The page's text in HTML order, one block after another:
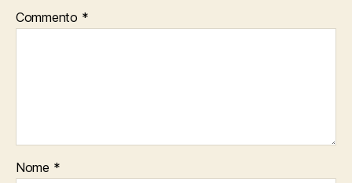
Commento *
Nome *